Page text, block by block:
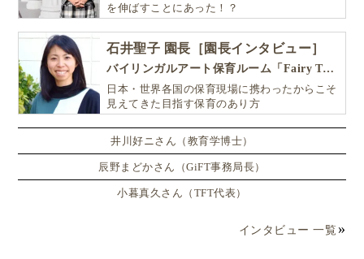
を伸ばすことにあった！？
石井聖子 園長［園長インタビュー］
バイリンガルアート保育ルーム「Fairy Tale（フェアリーテイル）」
日本・世界各国の保育現場に携わったからこそ
見えてきた目指す保育のあり方
井川好ニさん（教育学博士）
辰野まどかさん（GiFT事務局長）
小暮真久さん（TFT代表）
インタビュー 一覧